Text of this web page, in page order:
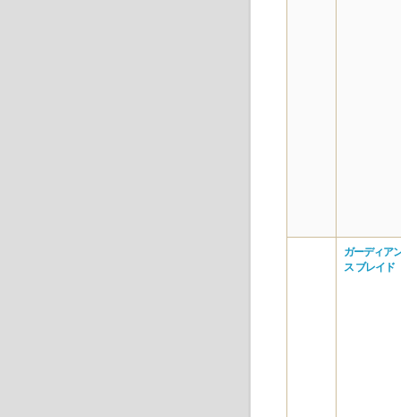
ガーディア
ス ブレイド